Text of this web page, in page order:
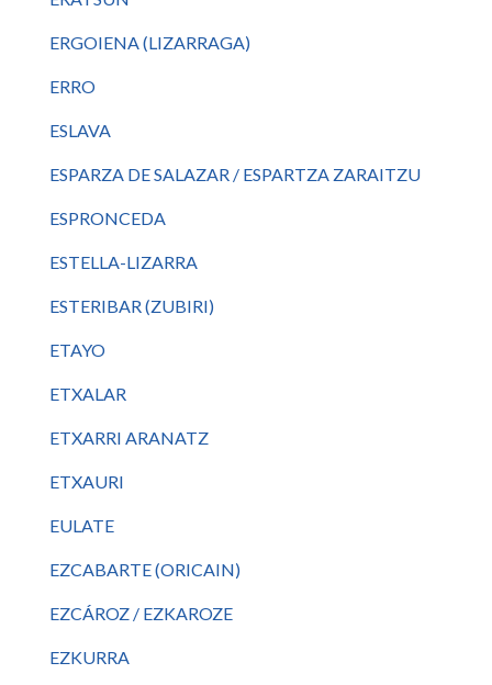
ERGOIENA (LIZARRAGA)
ERRO
ESLAVA
ESPARZA DE SALAZAR / ESPARTZA ZARAITZU
ESPRONCEDA
ESTELLA-LIZARRA
ESTERIBAR (ZUBIRI)
ETAYO
ETXALAR
ETXARRI ARANATZ
ETXAURI
EULATE
EZCABARTE (ORICAIN)
EZCÁROZ / EZKAROZE
EZKURRA